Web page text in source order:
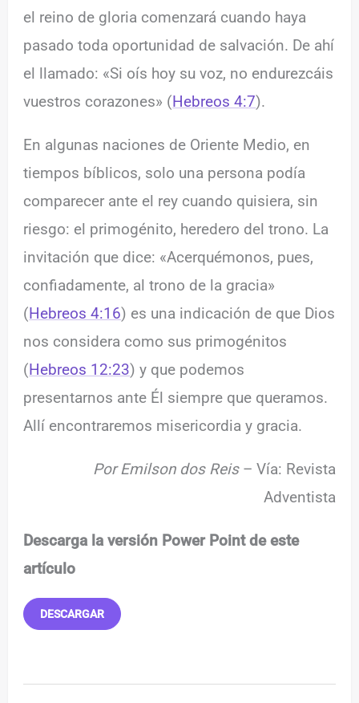
el reino de gloria comenzará cuando haya
pasado toda oportunidad de salvación. De ahí
el llamado: «Si oís hoy su voz, no endurezcáis
vuestros corazones» (Hebreos 4:7).
En algunas naciones de Oriente Medio, en
tiempos bíblicos, solo una persona podía
comparecer ante el rey cuando quisiera, sin
riesgo: el primogénito, heredero del trono. La
invitación que dice: «Acerquémonos, pues,
confiadamente, al trono de la gracia»
(Hebreos 4:16) es una indicación de que Dios
nos considera como sus primogénitos
(Hebreos 12:23) y que podemos
presentarnos ante Él siempre que queramos.
Allí encontraremos misericordia y gracia.
Por Emilson dos Reis– Vía: Revista
Adventista
Descarga la versión Power Point de este
artículo
DESCARGAR